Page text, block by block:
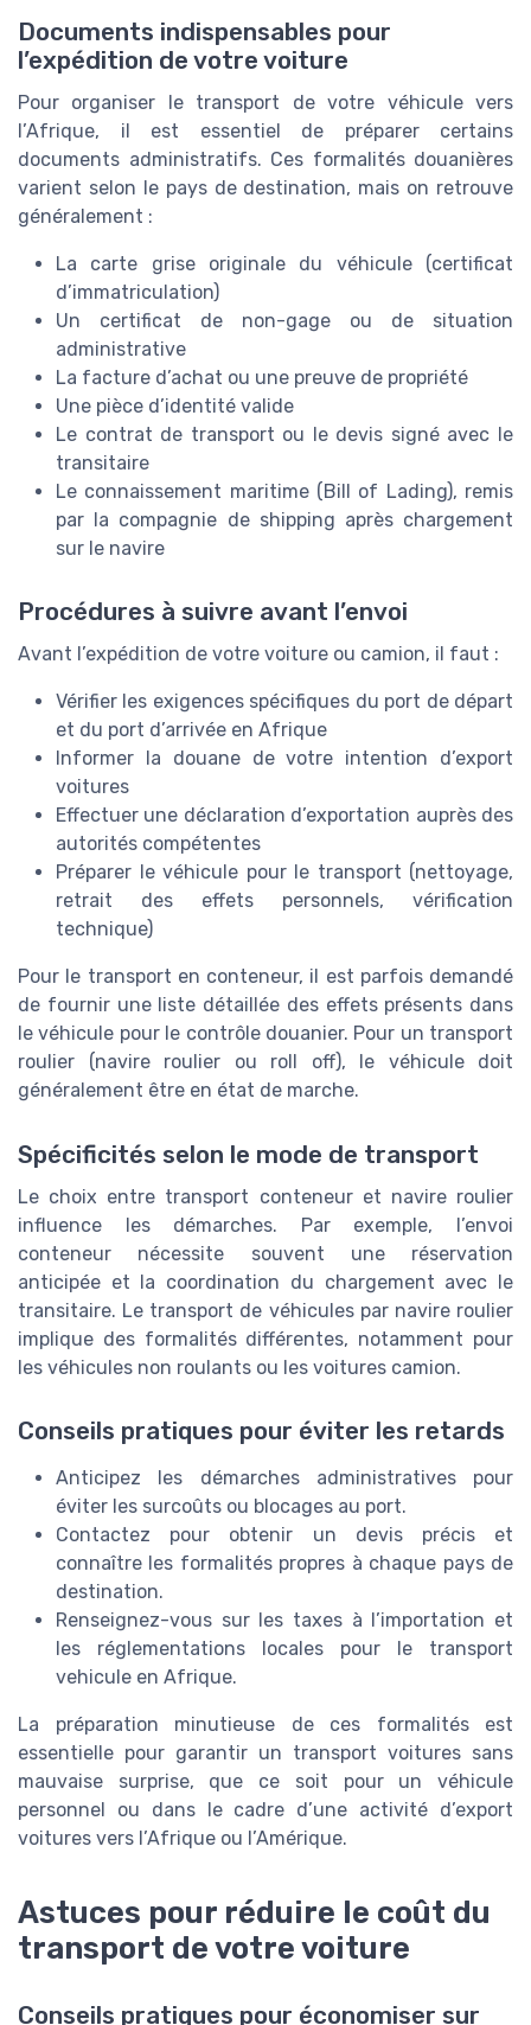
Documents indispensables pour
l’expédition de votre voiture
Pour organiser le transport de votre véhicule vers
l’Afrique, il est essentiel de préparer certains
documents administratifs. Ces formalités douanières
varient selon le pays de destination, mais on retrouve
généralement :
La carte grise originale du véhicule (certificat
d’immatriculation)
Un certificat de non-gage ou de situation
administrative
La facture d’achat ou une preuve de propriété
Une pièce d’identité valide
Le contrat de transport ou le devis signé avec le
transitaire
Le connaissement maritime (Bill of Lading), remis
par la compagnie de shipping après chargement
sur le navire
Procédures à suivre avant l’envoi
Avant l’expédition de votre voiture ou camion, il faut :
Vérifier les exigences spécifiques du port de départ
et du port d’arrivée en Afrique
Informer la douane de votre intention d’export
voitures
Effectuer une déclaration d’exportation auprès des
autorités compétentes
Préparer le véhicule pour le transport (nettoyage,
retrait des effets personnels, vérification
technique)
Pour le transport en conteneur, il est parfois demandé
de fournir une liste détaillée des effets présents dans
le véhicule pour le contrôle douanier. Pour un transport
roulier (navire roulier ou roll off), le véhicule doit
généralement être en état de marche.
Spécificités selon le mode de transport
Le choix entre transport conteneur et navire roulier
influence les démarches. Par exemple, l’envoi
conteneur nécessite souvent une réservation
anticipée et la coordination du chargement avec le
transitaire. Le transport de véhicules par navire roulier
implique des formalités différentes, notamment pour
les véhicules non roulants ou les voitures camion.
Conseils pratiques pour éviter les retards
Anticipez les démarches administratives pour
éviter les surcoûts ou blocages au port.
Contactez pour obtenir un devis précis et
connaître les formalités propres à chaque pays de
destination.
Renseignez-vous sur les taxes à l’importation et
les réglementations locales pour le transport
vehicule en Afrique.
La préparation minutieuse de ces formalités est
essentielle pour garantir un transport voitures sans
mauvaise surprise, que ce soit pour un véhicule
personnel ou dans le cadre d’une activité d’export
voitures vers l’Afrique ou l’Amérique.
Astuces pour réduire le coût du
transport de votre voiture
Conseils pratiques pour économiser sur